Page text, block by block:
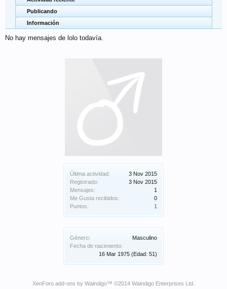
Última actividad:
3 Nov 2015
Registrado:
3 Nov 2015
Mensajes:
1
Me Gusta recibidos:
0
Puntos:
1
Género:
Masculino
Fecha de nacimiento:
16 Mar 1975 (Edad: 51)
Publicando
Información
No hay mensajes de lolo todavía.
XenForo add-ons by Waindigo™ ©2014 Waindigo Enterprises Ltd